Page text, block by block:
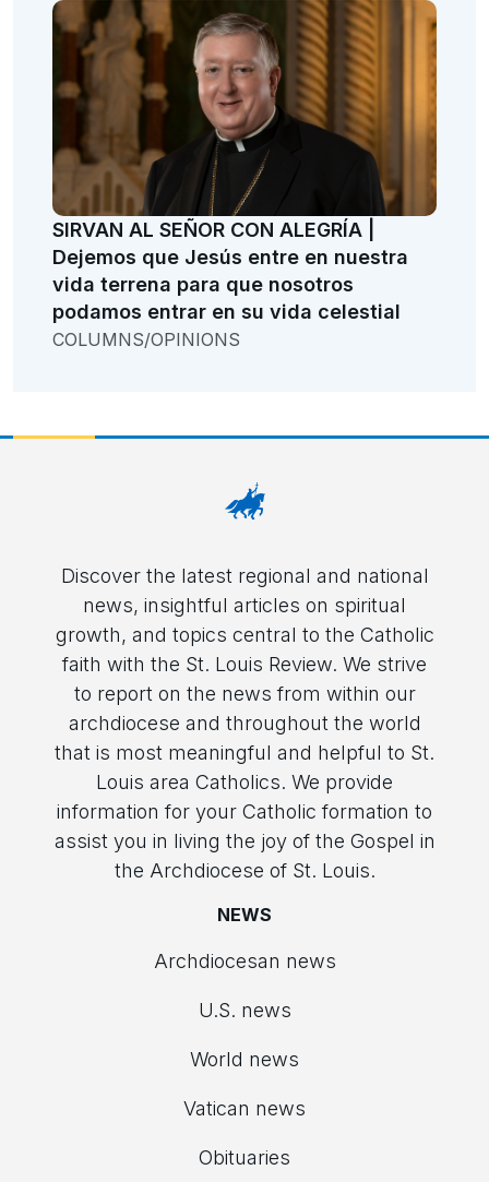
SIRVAN AL SEÑOR CON ALEGRÍA |
Dejemos que Jesús entre en nuestra
vida terrena para que nosotros
podamos entrar en su vida celestial
COLUMNS/OPINIONS
Discover the latest regional and national
news, insightful articles on spiritual
growth, and topics central to the Catholic
faith with the St. Louis Review. We strive
to report on the news from within our
archdiocese and throughout the world
that is most meaningful and helpful to St.
Louis area Catholics. We provide
information for your Catholic formation to
assist you in living the joy of the Gospel in
the Archdiocese of St. Louis.
NEWS
Archdiocesan news
U.S. news
World news
Vatican news
Obituaries